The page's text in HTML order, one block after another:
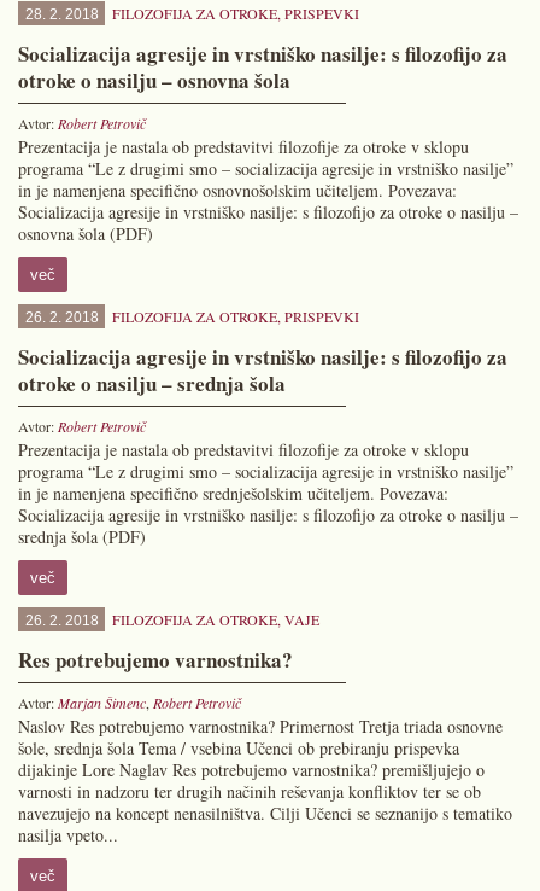
28. 2. 2018 FILOZOFIJA ZA OTROKE, PRISPEVKI
Socializacija agresije in vrstniško nasilje: s filozofijo za
otroke o nasilju – osnovna šola
Avtor: Robert Petrovič
Prezentacija je nastala ob predstavitvi filozofije za otroke v sklopu
programa “Le z drugimi smo – socializacija agresije in vrstniško nasilje”
in je namenjena specifično osnovnošolskim učiteljem. Povezava:
Socializacija agresije in vrstniško nasilje: s filozofijo za otroke o nasilju –
osnovna šola (PDF)
več
26. 2. 2018 FILOZOFIJA ZA OTROKE, PRISPEVKI
Socializacija agresije in vrstniško nasilje: s filozofijo za
otroke o nasilju – srednja šola
Avtor: Robert Petrovič
Prezentacija je nastala ob predstavitvi filozofije za otroke v sklopu
programa “Le z drugimi smo – socializacija agresije in vrstniško nasilje”
in je namenjena specifično srednješolskim učiteljem. Povezava:
Socializacija agresije in vrstniško nasilje: s filozofijo za otroke o nasilju –
srednja šola (PDF)
več
26. 2. 2018 FILOZOFIJA ZA OTROKE, VAJE
Res potrebujemo varnostnika?
Avtor:Marjan Šimenc, Robert Petrovič
Naslov Res potrebujemo varnostnika? Primernost Tretja triada osnovne
šole, srednja šola Tema / vsebina Učenci ob prebiranju prispevka
dijakinje Lore Naglav Res potrebujemo varnostnika? premišljujejo o
varnosti in nadzoru ter drugih načinih reševanja konfliktov ter se ob
navezujejo na koncept nenasilništva. Cilji Učenci se seznanijo s tematiko
nasilja vpeto...
več